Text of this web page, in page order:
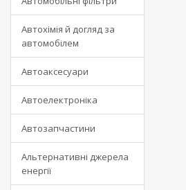
Автохімія й догляд за
автомобілем
Автоаксесуари
Автоелектроніка
Автозапчастини
Альтернативні джерела
енергії